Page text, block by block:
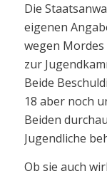
Die
eigenen
wegen
zur
Beide
18 aber noch
Beiden
Jugendliche
Ob sie auch